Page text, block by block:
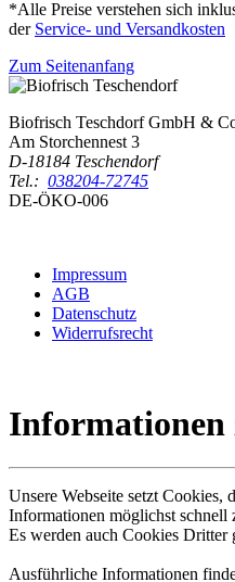
*Alle Preise verstehen sich
der Service- und Versandkosten
Zum Seitenanfang
Biofrisch Teschdorf GmbH &
Am Storchennest 3
D-18184 Teschendorf
Tel.: 038204-72745
DE-ÖKO-006
Impressum
AGB
Datenschutz
Widerrufsrecht
Informationen
Unsere Webseite setzt Cookies,
Informationen möglichst schnell
Es werden auch Cookies Dritter
Ausführliche Informationen